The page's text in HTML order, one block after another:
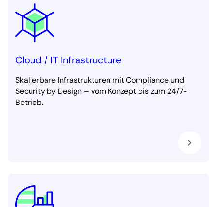
Cloud / IT Infrastructure
Skalierbare Infrastrukturen mit Compliance und
Security by Design – vom Konzept bis zum 24/7-
Betrieb.